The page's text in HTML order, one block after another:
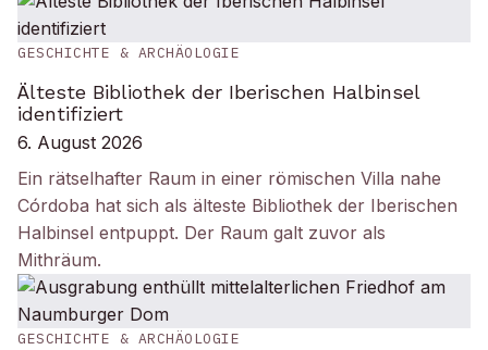
GESCHICHTE & ARCHÄOLOGIE
Älteste Bibliothek der Iberischen Halbinsel
identifiziert
6. August 2026
Ein rätselhafter Raum in einer römischen Villa nahe
Córdoba hat sich als älteste Bibliothek der Iberischen
Halbinsel entpuppt. Der Raum galt zuvor als
Mithräum.
GESCHICHTE & ARCHÄOLOGIE